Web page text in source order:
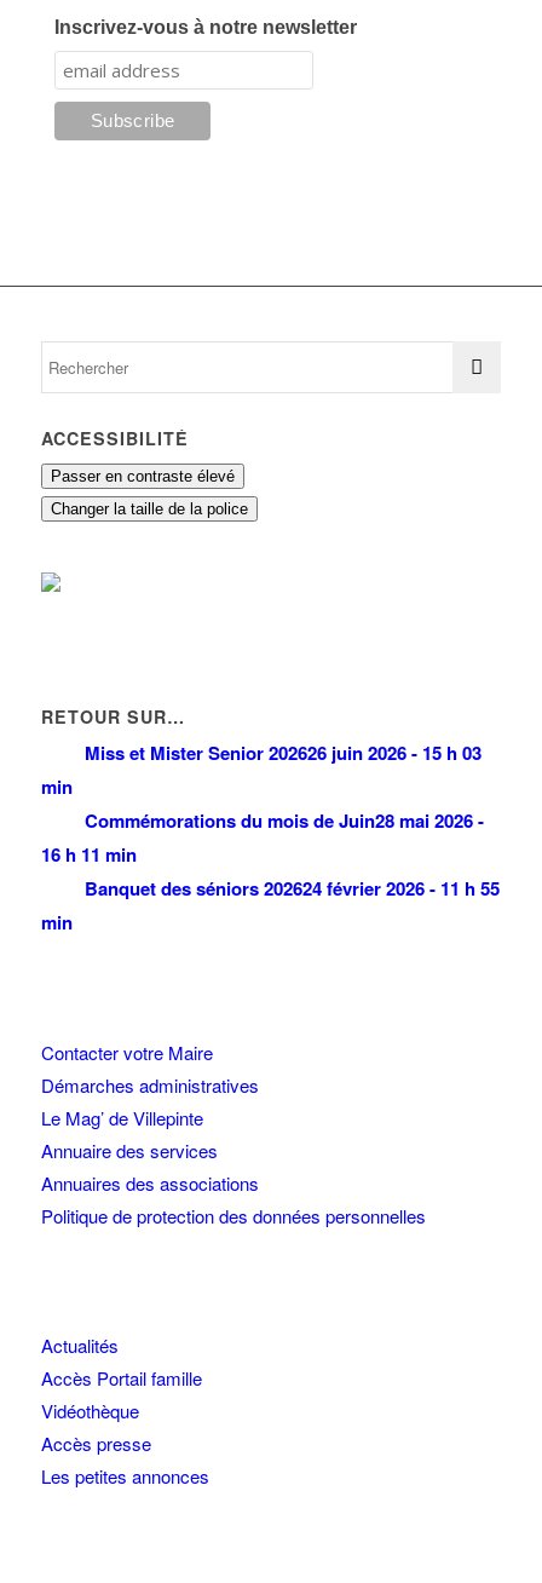
Inscrivez-vous à notre newsletter
ACCESSIBILITÉ
Passer en contraste élevé
Changer la taille de la police
RETOUR SUR…
Miss et Mister Senior 202626 juin 2026 - 15 h 03
min
Commémorations du mois de Juin28 mai 2026 -
16 h 11 min
Banquet des séniors 202624 février 2026 - 11 h 55
min
Contacter votre Maire
Démarches administratives
Le Mag’ de Villepinte
Annuaire des services
Annuaires des associations
Politique de protection des données personnelles
Actualités
Accès Portail famille
Vidéothèque
Accès presse
Les petites annonces